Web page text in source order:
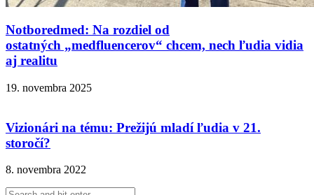
Notboredmed: Na rozdiel od
ostatných „medfluencerov“ chcem, nech ľudia vidia
aj realitu
19. novembra 2025
Vizionári na tému: Prežijú mladí ľudia v 21.
storočí?
8. novembra 2022